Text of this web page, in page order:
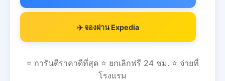
✈️ จองผ่าน Expedia
⭐ การันตีราคาดีที่สุด ⭐ ยกเลิกฟรี 24 ชม. ⭐ จ่ายที่
โรงแรม